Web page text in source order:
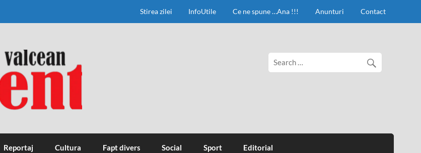
Stirea zilei InfoUtile Ce ne spune …Ana !!! Anunturi Contact
Reportaj Cultura Fapt divers Social Sport Editorial